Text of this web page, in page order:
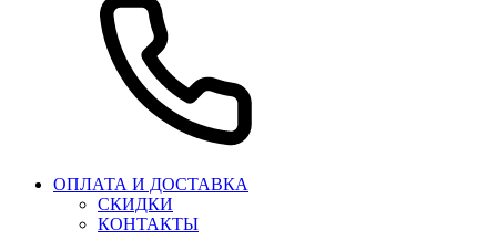
ОПЛАТА И ДОСТАВКА
СКИДКИ
КОНТАКТЫ